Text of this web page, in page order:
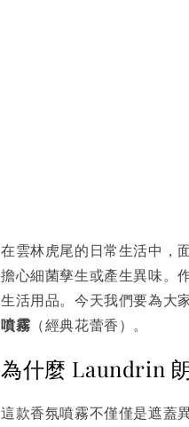
在雲林虎尾的日常生活中，
擔心細菌孳生或產生異味。
生活用品。今天我們要為大
噴霧 （經典花蕾香）。
為什麼 Laundrin
這款香氛噴霧不僅僅是遮蓋